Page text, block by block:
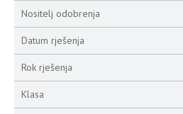
Nositelj odobrenja
Datum rješenja
Rok rješenja
Klasa